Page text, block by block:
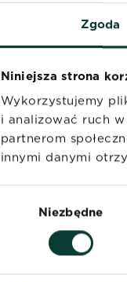
Zgoda
Niniejsza strona
Wykorzystujemy
i analizować ruch
partnerom
innymi danymi
Niezbędne